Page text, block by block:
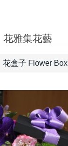
花雅集花藝
花盒子 Flower Box